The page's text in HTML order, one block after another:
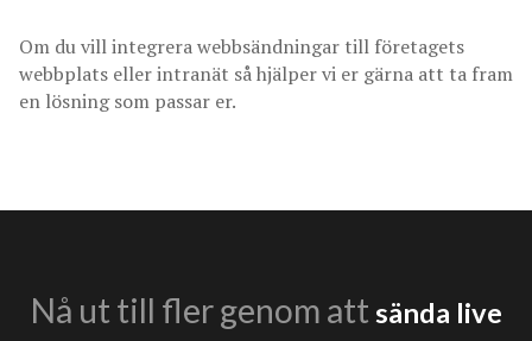
Om du vill integrera webbsändningar till företagets
webbplats eller intranät så hjälper vi er gärna att ta fram
en lösning som passar er.
Nå ut till fler genom att sända live